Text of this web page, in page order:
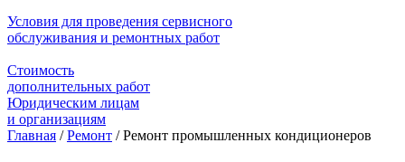
Условия для проведения сервисного
обслуживания и ремонтных работ
Стоимость
дополнительных работ
Юридическим лицам
и организациям
Главная /Ремонт /Ремонт промышленных кондиционеров